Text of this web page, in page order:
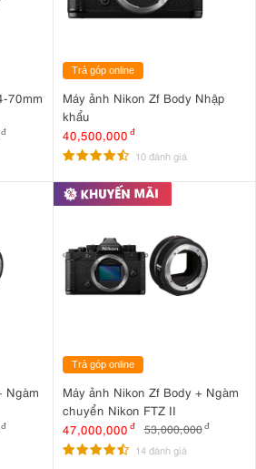
70mm
đ
Trả góp online
Máy ảnh Nikon Zf Body Nhập
khẩu
40,500,000 đ
10 đánh giá
Ngàm
đ
Trả góp online
Máy ảnh Nikon Zf Body + Ngàm
chuyển Nikon FTZ II
47,000,000 đ 53,000,000 đ
14 đánh giá